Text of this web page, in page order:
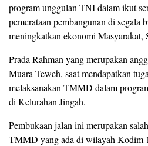
program unggulan TNI dalam ikut
pemerataan pembangunan di segala
meningkatkan ekonomi Masyarakat,
Prada Rahman yang merupakan
Muara Teweh, saat mendapatkan
melaksanakan TMMD dalam
di Kelurahan Jingah.
Pembukaan jalan ini merupakan
TMMD yang ada di wilayah Kodim